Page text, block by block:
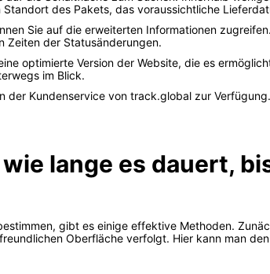
des Pakets, das voraussichtliche
Sie auf die erweiterten Informationen
Zeiten der Statusänderungen.
optimierte Version der Website, die es
im Blick.
der Kundenservice von track.global zur
lange es dauert,
gibt es einige effektive Methoden.
Oberfläche verfolgt. Hier kann man